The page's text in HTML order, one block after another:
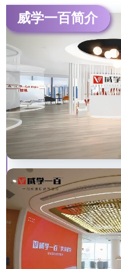
威学一百简介